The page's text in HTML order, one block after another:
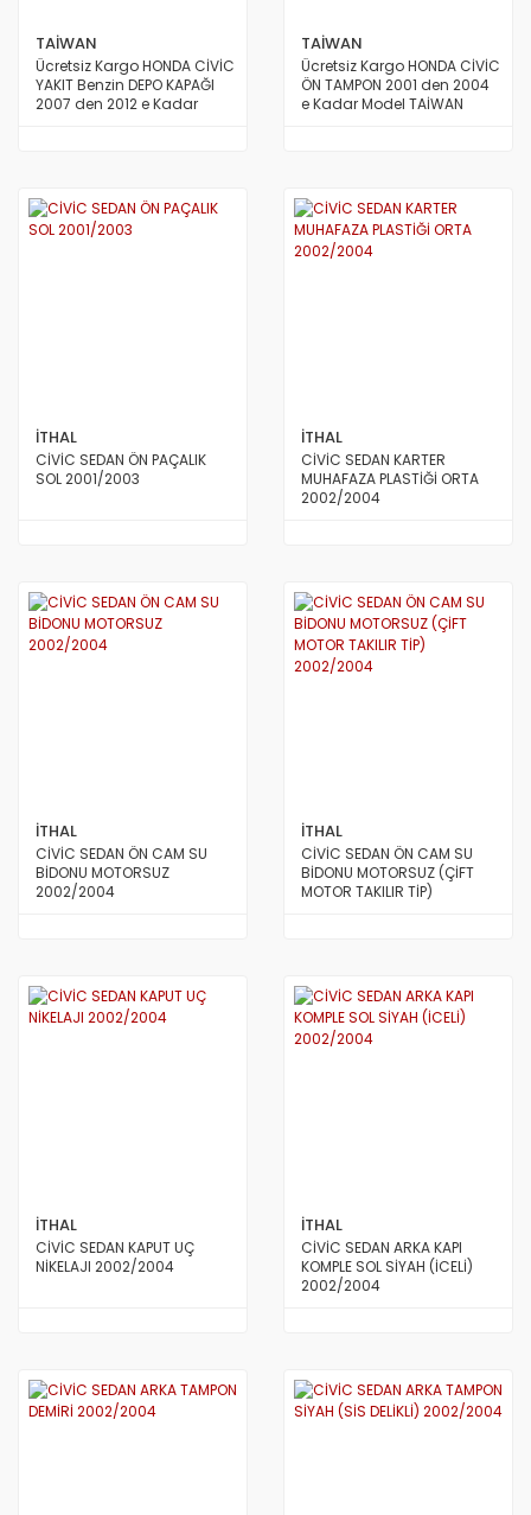
TAİWAN
Ücretsiz Kargo HONDA CİVİC
YAKIT Benzin DEPO KAPAĞI
2007 den 2012 e Kadar
TAİWAN
Ücretsiz Kargo HONDA CİVİC
ÖN TAMPON 2001 den 2004
e Kadar Model TAİWAN
İTHAL
CİVİC SEDAN ÖN PAÇALIK
SOL 2001/2003
İTHAL
CİVİC SEDAN KARTER
MUHAFAZA PLASTİĞİ ORTA
2002/2004
İTHAL
CİVİC SEDAN ÖN CAM SU
BİDONU MOTORSUZ
2002/2004
İTHAL
CİVİC SEDAN ÖN CAM SU
BİDONU MOTORSUZ (ÇİFT
MOTOR TAKILIR TİP)
İTHAL
CİVİC SEDAN KAPUT UÇ
NİKELAJI 2002/2004
İTHAL
CİVİC SEDAN ARKA KAPI
KOMPLE SOL SİYAH (İCELİ)
2002/2004